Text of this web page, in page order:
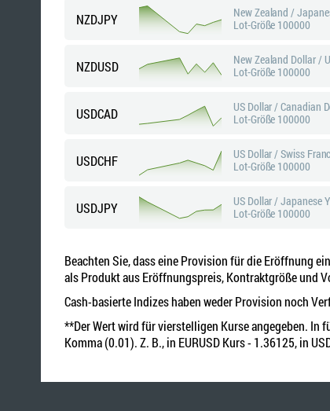
NZDJPY
New Zealand /
Lot-Größe 100000
NZDUSD
New Zealand Dollar /
Lot-Größe 100000
USDCAD
US Dollar / Canadian
Lot-Größe 100000
USDCHF
US Dollar / Swiss Franc
Lot-Größe 100000
USDJPY
US Dollar / Japanese
Lot-Größe 100000
Beachten Sie, dass eine Provision für die Eröffnung
als Produkt aus Eröffnungspreis, Kontraktgröße und
Cash-basierte Indizes haben weder Provision noch
**Der Wert wird für vierstelligen Kurse angegeben. In
Komma (0.01). Z. B., in EURUSD Kurs - 1.36125, in